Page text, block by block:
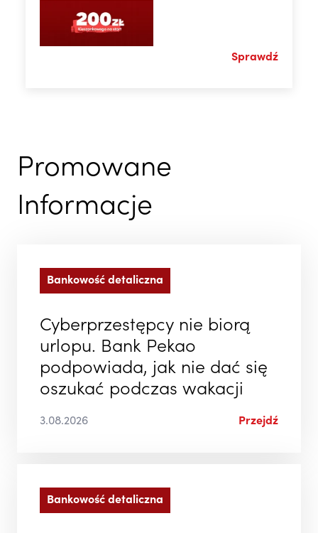
Sprawdź
Promowane
Informacje
Bankowość detaliczna
Cyberprzestępcy nie biorą
urlopu. Bank Pekao
podpowiada, jak nie dać się
oszukać podczas wakacji
3.08.2026 Przejdź
Bankowość detaliczna